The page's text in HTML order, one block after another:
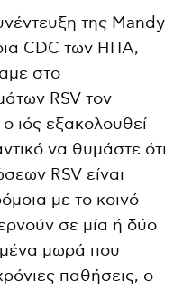
της Mandy
CDC των ΗΠΑ,
στο
RSV τον
ιός εξακολουθεί
να θυμάστε ότι
RSV είναι
με το κοινό
σε μία ή δύο
μωρά που
παθήσεις, ο